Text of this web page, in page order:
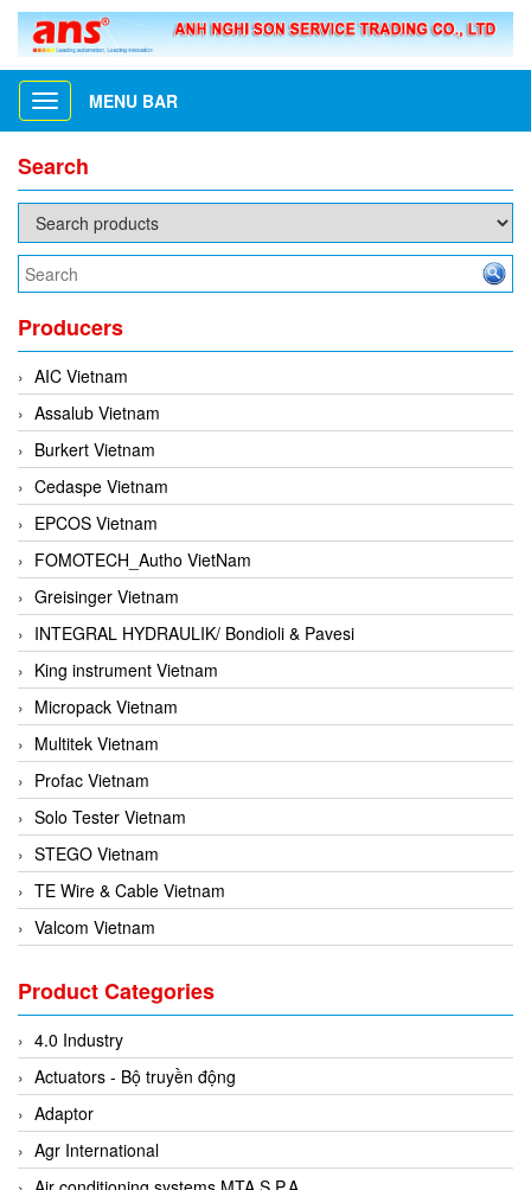
Toggle
navigation
MENU BAR
Search
Producers
AIC Vietnam
Assalub Vietnam
Burkert Vietnam
Cedaspe Vietnam
EPCOS Vietnam
FOMOTECH_Autho VietNam
Greisinger Vietnam
INTEGRAL HYDRAULIK/ Bondioli & Pavesi
King instrument Vietnam
Micropack Vietnam
Multitek Vietnam
Profac Vietnam
Solo Tester Vietnam
STEGO Vietnam
TE Wire & Cable Vietnam
Valcom Vietnam
3CTEST Vietnam
4B VietNam Vietnam
ABB Vietnam
AC Infinity Vietnam
AC&E Telecommunications
AC&T Vietnam
Product Categories
4.0 Industry
Actuators - Bộ truyền động
Adaptor
Agr International